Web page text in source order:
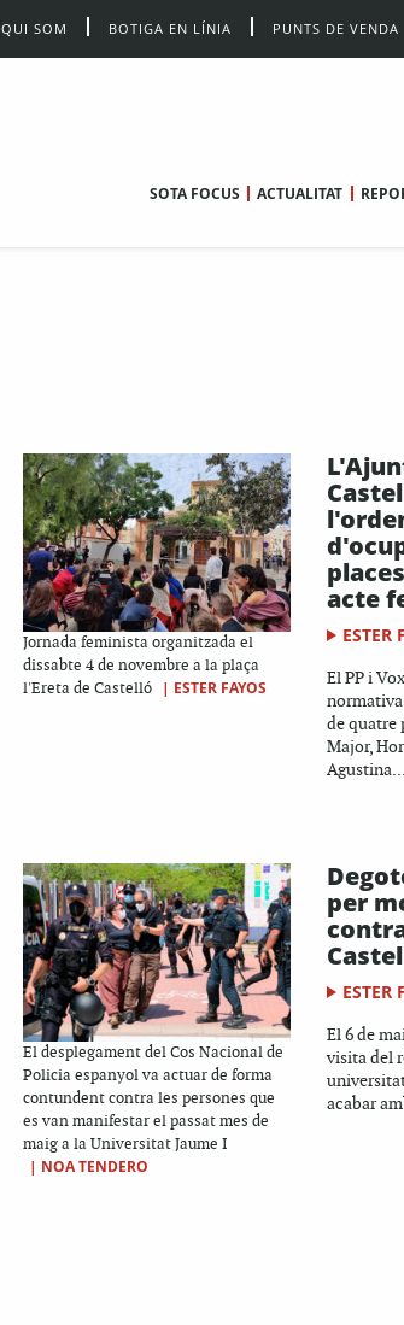
QUI SOM BOTIGA EN LÍNIA PUNTS DE VENDA
SOTA FOCUS ACTUALITAT
Jornada feminista organitzada el
dissabte 4 de novembre a la plaça
l'Ereta de Castelló
| ESTER FAYOS
acte
ESTER
El PP i
de quatre
Major,
Agustina...
El desplegament del Cos Nacional de
Policia espanyol va actuar de forma
contundent contra les persones que
es van manifestar el passat mes de
maig a la Universitat Jaume I
| NOA TENDERO
per
ESTER
El 6 de
visita del
acabar